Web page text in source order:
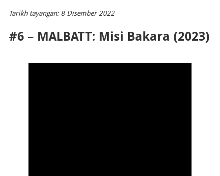
Tarikh tayangan: 8 Disember 2022
#6 – MALBATT: Misi Bakara (2023)